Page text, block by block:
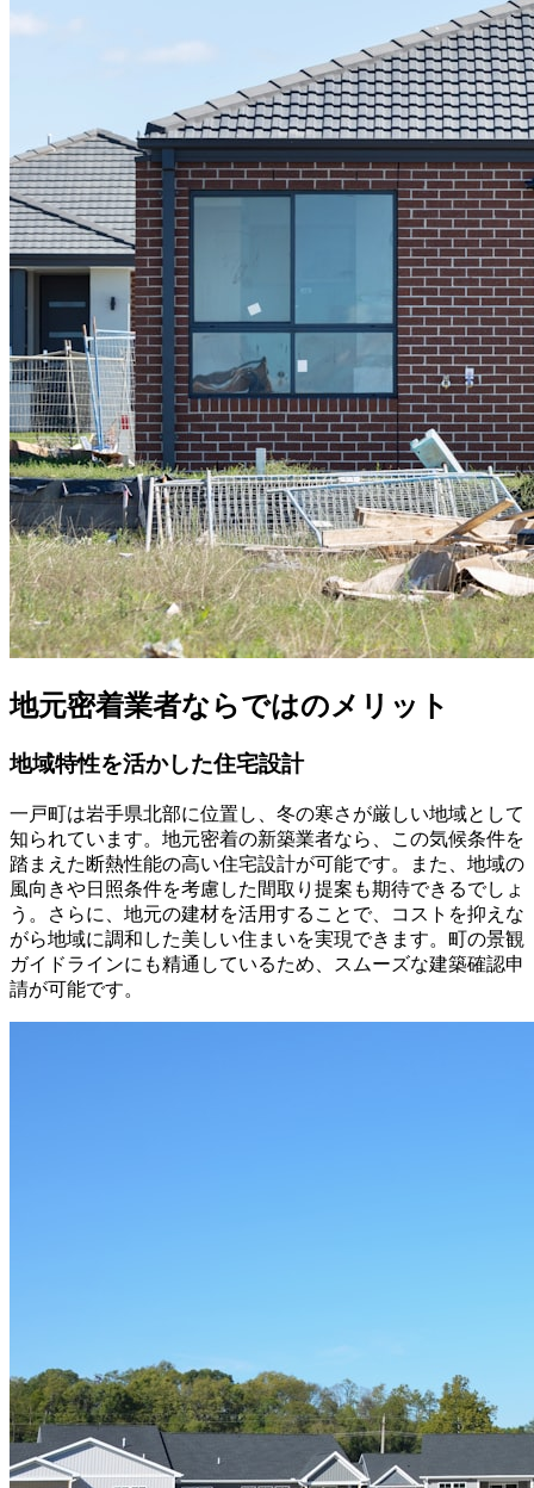
地元密着業者ならではのメリット
地域特性を活かした住宅設計
一戸町は岩手県北部に位置し、冬の寒さが厳しい地域として
知られています。地元密着の新築業者なら、この気候条件を
踏まえた断熱性能の高い住宅設計が可能です。また、地域の
風向きや日照条件を考慮した間取り提案も期待できるでしょ
う。さらに、地元の建材を活用することで、コストを抑えな
がら地域に調和した美しい住まいを実現できます。町の景観
ガイドラインにも精通しているため、スムーズな建築確認申
請が可能です。